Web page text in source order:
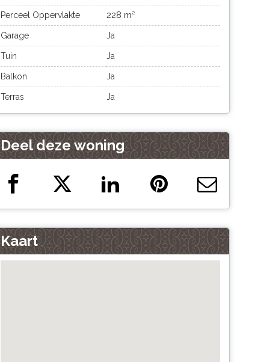
Perceel Oppervlakte 228 m²
Garage Ja
Tuin Ja
Balkon Ja
Terras Ja
Deel deze woning
Kaart